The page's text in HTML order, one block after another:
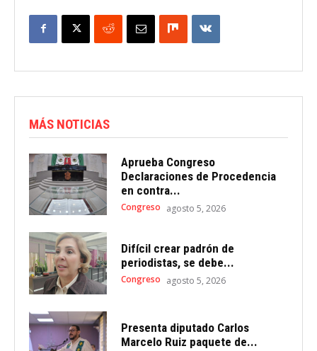
MÁS NOTICIAS
Aprueba Congreso
Declaraciones de Procedencia
en contra...
Congreso agosto 5, 2026
Difícil crear padrón de
periodistas, se debe...
Congreso agosto 5, 2026
Presenta diputado Carlos
Marcelo Ruiz paquete de...